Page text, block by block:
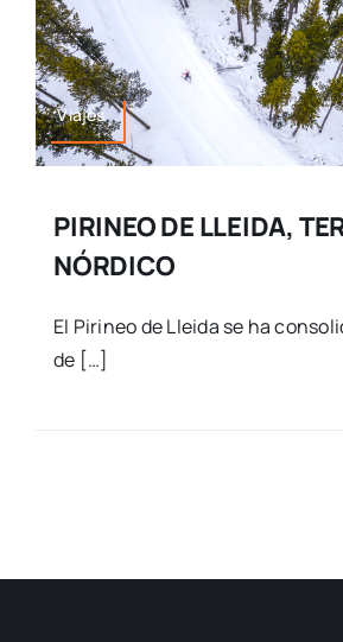
Viajes
PIRINEO DE LLEIDA,
NÓRDICO
El Pirineo de Lleida se ha
de […]